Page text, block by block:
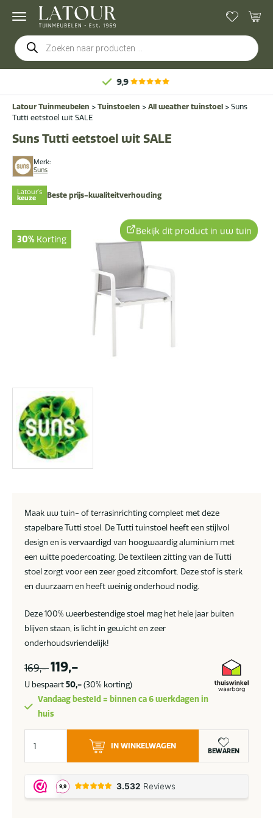
Producten
zoeken
Latour Tuinmeubelen > Tuinstoelen > All weather tuinstoel > Suns
Tutti eetstoel wit SALE
Merk:
Suns
Suns Tutti eetstoel wit SALE
Latour's
keuze Beste prijs-kwaliteitverhouding
30% Korting
Bekijk dit product in uw tuin
Maak uw tuin- of terrasinrichting compleet met deze
stapelbare Tutti stoel. De Tutti tuinstoel heeft een stijlvol
design en is vervaardigd van hoogwaardig aluminium met
een witte poedercoating. De textileen zitting van de Tutti
stoel zorgt voor een zeer goed zitcomfort. Deze stof is sterk
en duurzaam en heeft weinig onderhoud nodig.
Deze 100% weerbestendige stoel mag het hele jaar buiten
blijven staan, is licht in gewicht en zeer
onderhoudsvriendelijk!
169,- 119,-
U bespaart50,-(30% korting)
Vandaag besteld = binnen ca 6 werkdagen in
huis
Tutti
eetstoel
wit
SALE
IN WINKELWAGEN
BEWAREN